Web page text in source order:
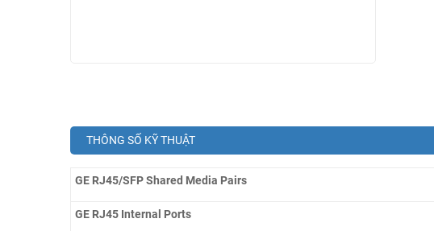
THÔNG SỐ KỸ THUẬT
GE RJ45/SFP Shared Media Pairs
GE RJ45 Internal Ports